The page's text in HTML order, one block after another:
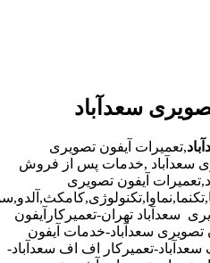
سعدآباد
,تعمیرات آیفون تصویری
سعدآباد ,خدمات پس از فروش
آیفون تصویری
سعدآباد تهران-تعمیرکارآیفون
تصویری سعدآباد-خدمات آیفون
تعمیرکار اف اف سعدآباد-